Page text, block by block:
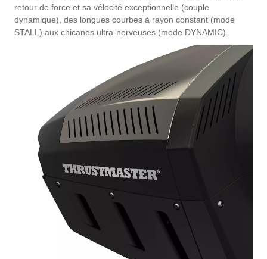
retour de force et sa vélocité exceptionnelle (couple
dynamique), des longues courbes à rayon constant (mode
STALL) aux chicanes ultra-nerveuses (mode DYNAMIC).